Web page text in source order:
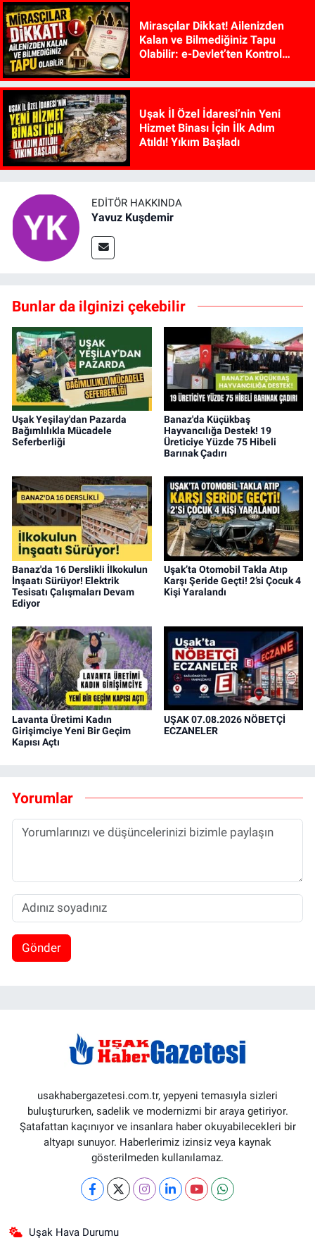
Mirasçılar Dikkat! Ailenizden
Kalan ve Bilmediğiniz Tapu
Olabilir: e-Devlet’ten Kontrol
Uşak İl Özel İdaresi’nin Yeni
Hizmet Binası İçin İlk Adım
Atıldı! Yıkım Başladı
EDITÖR HAKKINDA
Yavuz Kuşdemir
Bunlar da ilginizi çekebilir
Uşak Yeşilay'dan Pazarda
Bağımlılıkla Mücadele
Seferberliği
Banaz'da Küçükbaş
Hayvancılığa Destek! 19
Üreticiye Yüzde 75 Hibeli
Barınak Çadırı
Banaz'da 16 Derslikli İlkokulun
İnşaatı Sürüyor! Elektrik
Tesisatı Çalışmaları Devam
Ediyor
Uşak’ta Otomobil Takla Atıp
Karşı Şeride Geçti! 2’si Çocuk 4
Kişi Yaralandı
Lavanta Üretimi Kadın
Girişimciye Yeni Bir Geçim
Kapısı Açtı
UŞAK 07.08.2026 NÖBETÇİ
ECZANELER
Yorumlar
Gönder
usakhabergazetesi.com.tr, yepyeni temasıyla sizleri
buluştururken, sadelik ve modernizmi bir araya getiriyor.
Şatafattan kaçınıyor ve insanlara haber okuyabilecekleri bir
altyapı sunuyor. Haberlerimiz izinsiz veya kaynak
gösterilmeden kullanılamaz.
Uşak Hava Durumu